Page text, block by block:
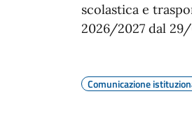
scolastica e
2026/2027 dal
Comunicazione